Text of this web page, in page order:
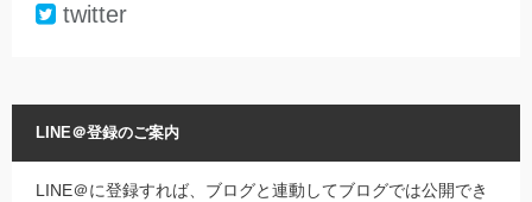
twitter
LINE＠登録のご案内
LINE＠に登録すれば、ブログと連動してブログでは公開でき